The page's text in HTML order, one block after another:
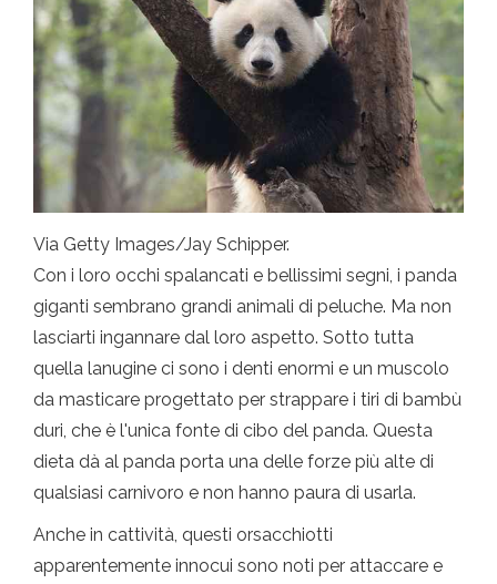
Via Getty Images/Jay Schipper.
Con i loro occhi spalancati e bellissimi segni, i panda
giganti sembrano grandi animali di peluche. Ma non
lasciarti ingannare dal loro aspetto. Sotto tutta
quella lanugine ci sono i denti enormi e un muscolo
da masticare progettato per strappare i tiri di bambù
duri, che è l'unica fonte di cibo del panda. Questa
dieta dà al panda porta una delle forze più alte di
qualsiasi carnivoro e non hanno paura di usarla.
Anche in cattività, questi orsacchiotti
apparentemente innocui sono noti per attaccare e